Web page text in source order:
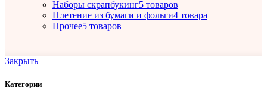
Наборы скрапбукинг5 товаров
Плетение из бумаги и фольги4 товара
Прочее5 товаров
Закрыть
Категории